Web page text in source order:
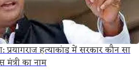
हत्याकांड में सरकार कौन सा
मंत्री का नाम